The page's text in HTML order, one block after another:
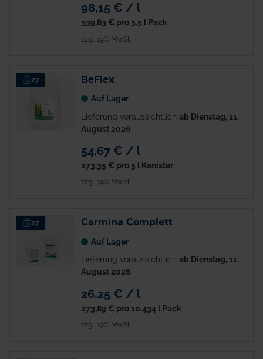
98,15 € / l
539,83 € pro 5.5 l Pack
zzgl. 19% MwSt.
27 BeFlex
Auf Lager
Lieferung voraussichtlich ab Dienstag, 11.
August 2026
54,67 € / l
273,35 € pro 5 l Kanister
zzgl. 19% MwSt.
27 Carmina Complett
Auf Lager
Lieferung voraussichtlich ab Dienstag, 11.
August 2026
26,25 € / l
273,89 € pro 10.434 l Pack
zzgl. 19% MwSt.